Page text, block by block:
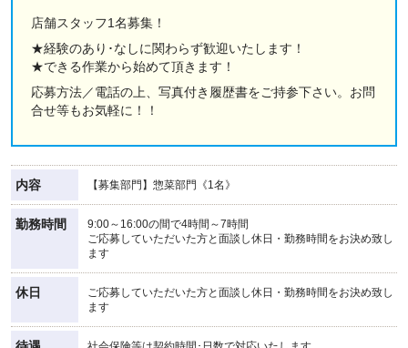
店舗スタッフ1名募集！
★経験のあり･なしに関わらず歓迎いたします！
★できる作業から始めて頂きます！
応募方法／電話の上、写真付き履歴書をご持参下さい。お問
合せ等もお気軽に！！
内容 【募集部門】惣菜部門《1名》
勤務時間
9:00～16:00の間で4時間～7時間
ご応募していただいた方と面談し休日・勤務時間をお決め致し
ます
休日
ご応募していただいた方と面談し休日・勤務時間をお決め致し
ます